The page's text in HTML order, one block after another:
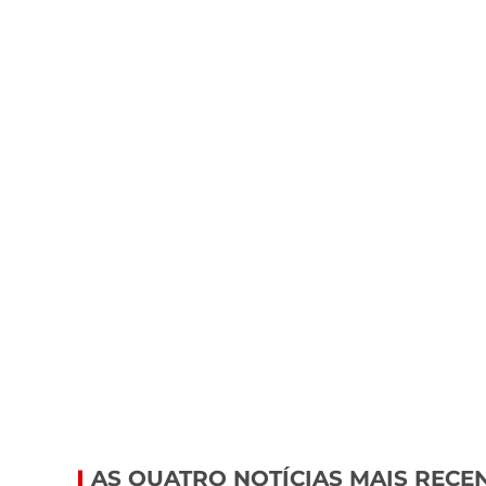
AS QUATRO NOTÍCIAS MAIS